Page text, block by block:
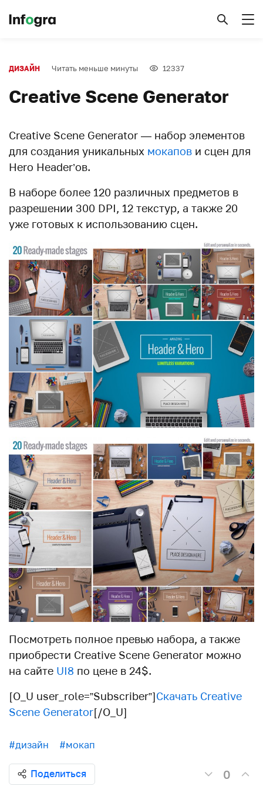
ДИЗАЙН Читать меньше минуты 12337
Creative Scene Generator
Creative Scene Generator — набор элементов
для создания уникальных мокапов и сцен для
Hero Header’ов.
В наборе более 120 различных предметов в
разрешении 300 DPI, 12 текстур, а также 20
уже готовых к использованию сцен.
Посмотреть полное превью набора, а также
приобрести Creative Scene Generator можно
на сайте UI8 по цене в 24$.
[O_U user_role=”Subscriber”]Скачать Creative
Scene Generator[/O_U]
#дизайн #мокап
Поделиться 0